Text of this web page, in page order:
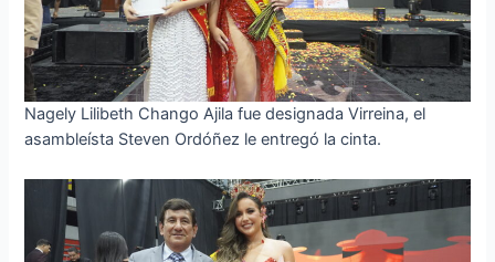
Nagely Lilibeth Chango Ajila fue designada Virreina, el
asambleísta Steven Ordóñez le entregó la cinta.